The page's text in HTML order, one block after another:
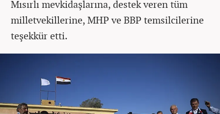
Mısırlı mevkidaşlarına, destek veren tüm
milletvekillerine, MHP ve BBP temsilcilerine
teşekkür etti.